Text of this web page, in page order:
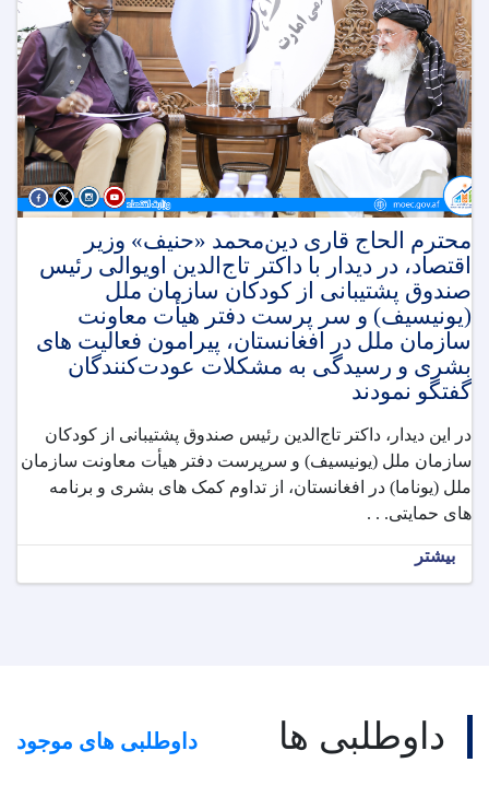
محترم الحاج قاری دین‌محمد «حنیف» وزیر
اقتصاد، در دیدار با داکتر تاج‌الدین اویوالی رئیس
صندوق پشتیبانی از کودکان سازمان ملل
(یونیسیف) و سر پرست دفتر هیأت معاونت
سازمان ملل در افغانستان، پیرامون فعالیت های
بشری و رسیدگی به مشکلات عودت‌کنندگان
گفتگو نمودند
در این دیدار، داکتر تاج‌الدین رئیس صندوق پشتیبانی از کودکان
سازمان ملل (یونیسیف) و سرپرست دفتر هیأت معاونت سازمان
ملل (یوناما) در افغانستان، از تداوم کمک های بشری و برنامه
های حمایتی. . .
بیشتر
داوطلبی ها داوطلبی های موجود